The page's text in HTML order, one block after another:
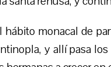
monacal de
y allí pasa